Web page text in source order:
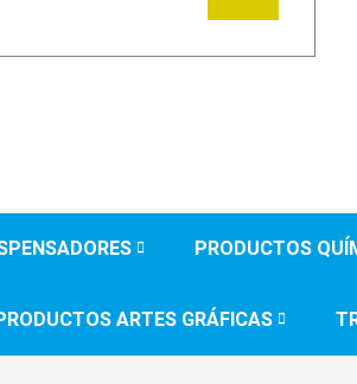
PRODUCTOS
ARTES GRÁFICAS